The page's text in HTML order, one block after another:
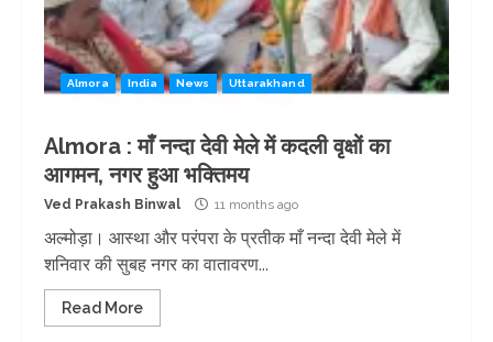
Almora India News Uttarakhand
Almora : माँ नन्दा देवी मेले में कदली वृक्षों का
आगमन, नगर हुआ भक्तिमय
Ved Prakash Binwal 11 months ago
अल्मोड़ा। आस्था और परंपरा के प्रतीक माँ नन्दा देवी मेले में
शनिवार की सुबह नगर का वातावरण...
Read More